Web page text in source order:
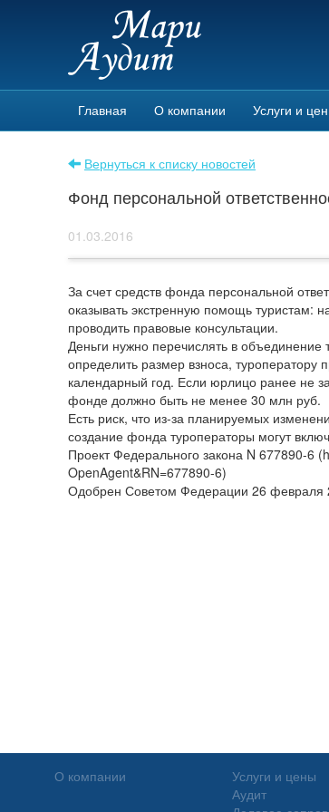
Главная О компании Услуги и
Вернуться к списку новостей
Фонд персональной
01.03.2016
За счет средств фонда персональной
оказывать экстренную помощь туристам:
проводить правовые консультации.
Деньги нужно перечислять в
определить размер взноса, туроператору
календарный год. Если юрлицо ранее не
фонде должно быть не менее 30 млн руб.
Есть риск, что из-за планируемых
создание фонда туроператоры могут
Проект Федерального закона N 677890-6
OpenAgent&RN=677890-6)
Одобрен Советом Федерации 26 февраля
О компании
Услуги и цены
Аудит